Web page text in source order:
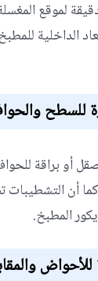
لموقع
الداخلية
للسطح
أو براقة
أن التشطيبات
المطبخ.